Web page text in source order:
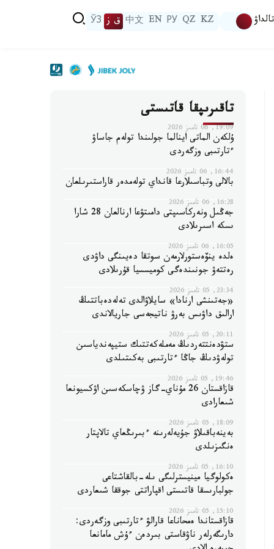
تالداۋ KZ
QZ
РУ
EN
中文 ق ز ЎЗ
تاقىرىپقا قاتىستى
19:09, 06 تامىز 2026
ۇلكەن الماتى اينالما جولىندا تولەم جاساۋ
ءتارتىبى وزگەردى
16:44, 06 تامىز 2026
بالالى وتباسىلارعا قانداي تولەمدەر قاراستىرىلعان
16:28, 06 تامىز 2026
جەڭىل ونەركاسىپتى دامىتۋعا ارنالعان 28 شارا
ىسكە اسىرىلادى
16:05, 06 تامىز 2026
ەلدە ينۆەستورلارمەن سوتقا دەيىنگى داۋدى
رەتتەۋ جونىندەگى كوميسسيا قۇرىلادى
23:34, 05 تامىز 2026
«جەتىنشى ارنادا» سايلاۋالدى تەلەدەباتتىڭ
ارالىق داۋىس بەرۋ ناتيجەسى جاريالاندى
20:11, 05 تامىز 2026
ستۋدەنتتەردىڭ مەملەكەتتىك ستيپەندياسىن
تولەۋدىڭ جاڭا ءتارتىبى بەكىتىلدى
19:46, 05 تامىز 2026
قازاقستان 26 مۇناي-گاز ۋچاسكەسىن اۋكسيونعا
شىعارادى
18:09, 05 تامىز 2026
بەينەباقىلاۋ جۇيەلەرىنە ءبىرىڭعاي تالاپتار
ەنگىزىلدى
16:10, 05 تامىز 2026
ەكولوگيا مينيسترلىگى ىلە-بالقاشتاعى
جولبارىسقا قاتىستى اقپاراتتى جوققا شىعاردى
15:10, 05 تامىز 2026
قازاقستاندا ەمحاناعا قارالۋ ءتارتىبى وزگەردى:
دارىگەرلەر ناۋقاستى بىردەن ءۇش مامانعا